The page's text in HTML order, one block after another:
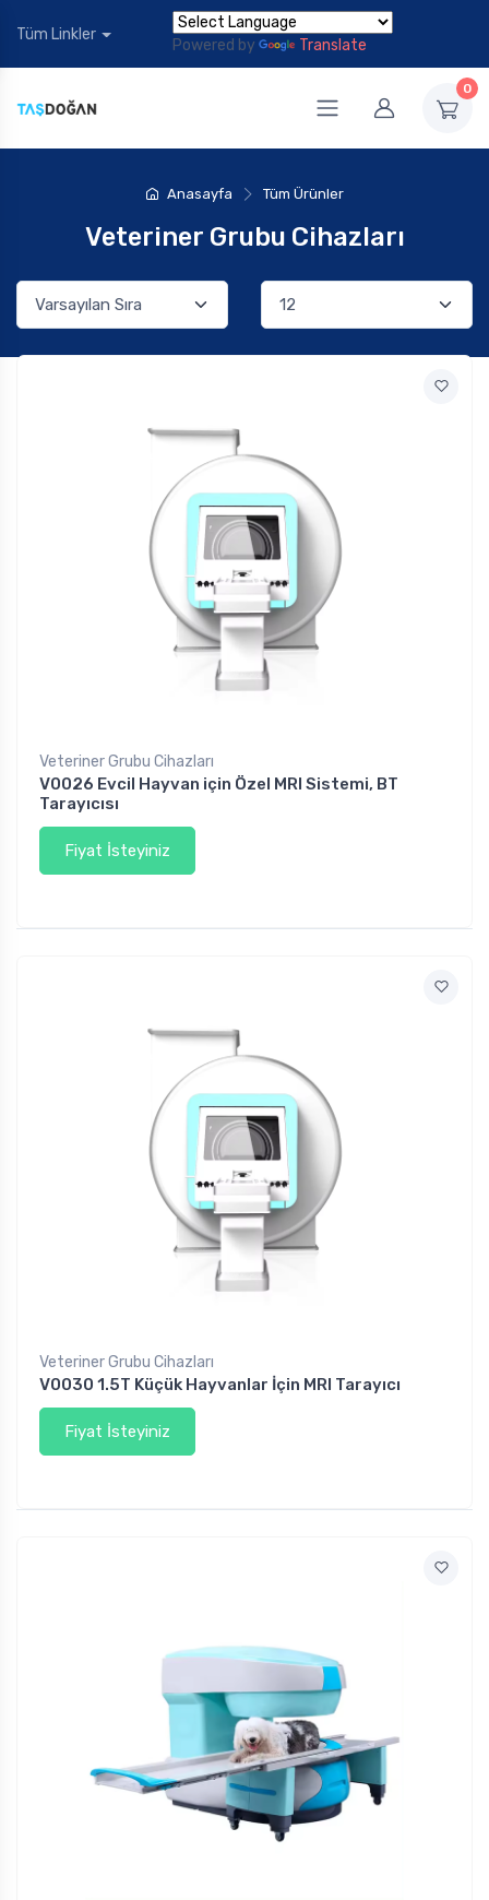
Tüm Linkler
Powered by Translate
0
Anasayfa Tüm Ürünler
Veteriner Grubu Cihazları
Veteriner Grubu Cihazları
V0026 Evcil Hayvan için Özel MRI Sistemi, BT
Tarayıcısı
Fiyat İsteyiniz
Veteriner Grubu Cihazları
V0030 1.5T Küçük Hayvanlar İçin MRI Tarayıcı
Fiyat İsteyiniz